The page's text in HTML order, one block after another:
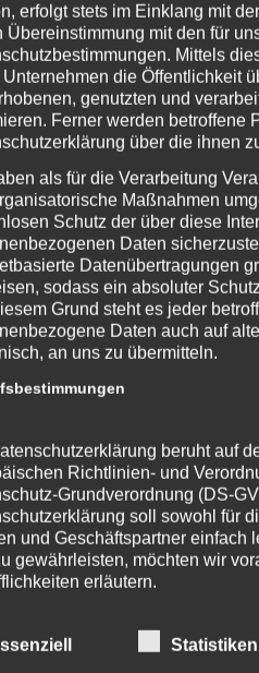
gefährdete Kiefern-
sind dann
15 Jahren und ein bereits
Lektion Back to
erfolgt stets im Einklang mit
Übereinstimmung mit den für
Mittels
Unternehmen die Öffentlichkeit
genutzten und
Ferner werden betroffene
über die ihnen
als für die Verarbeitung
Maßnahmen
Schutz der über diese
Daten
Datenübertragungen
sodass ein absoluter
Grund steht es jeder
Daten auch auf
an uns zu übermitteln.
beruht auf
Richtlinien- und
Grundverordnung (DS-
soll sowohl für
und Geschäftspartner einfach
gewährleisten, möchten wir
erläutern.
Begriffe:
Statistiken